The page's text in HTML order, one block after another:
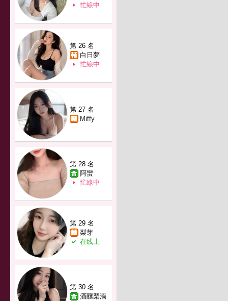
忙線中
第 26 名
白日夢
忙線中
第 27 名
Miffy
第 28 名
阿蠻
忙線中
第 29 名
梨芽
在线上
第 30 名
酒釀梨渦